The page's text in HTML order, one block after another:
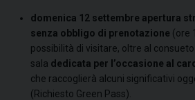
domenica 12 settembre apertura
senza obbligo di prenotazione (ore
possibilità di visitare, oltre al
sala dedicata per l’occasione al
che raccoglierà alcuni significativi
(Richiesto Green Pass).